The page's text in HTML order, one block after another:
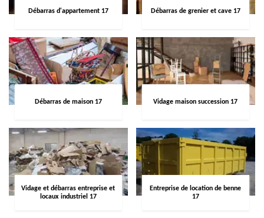
Débarras d'appartement 17 Débarras de grenier et cave 17
Débarras de maison 17 Vidage maison succession 17
Vidage et débarras entreprise et
locaux industriel 17
Entreprise de location de benne
17